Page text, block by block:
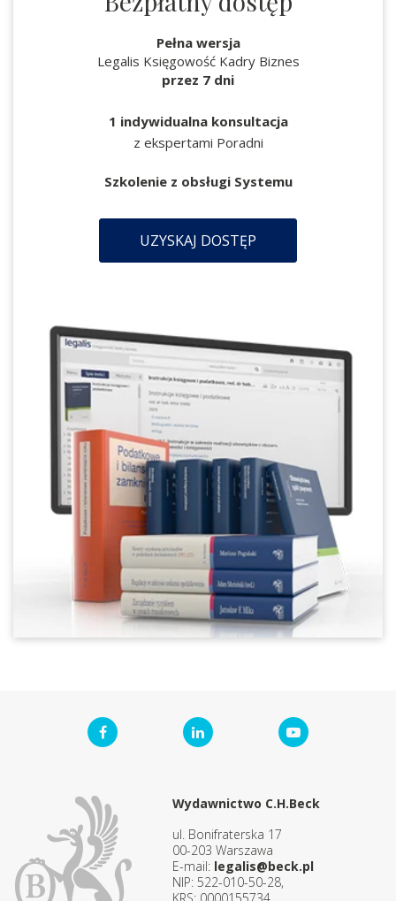
Pełna wersja
Legalis Księgowość Kadry Biznes
przez 7 dni
1 indywidualna konsultacja
z ekspertami Poradni
Szkolenie z obsługi Systemu
UZYSKAJ DOSTĘP
Wydawnictwo C.H.Beck
ul. Bonifraterska 17
00-203 Warszawa
E-mail: legalis@beck.pl
NIP: 522-010-50-28,